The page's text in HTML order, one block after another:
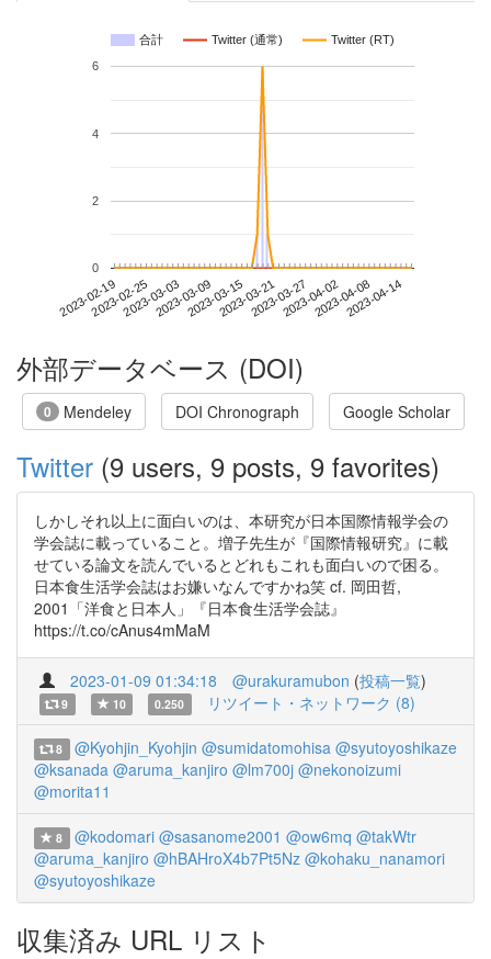
合計 Twitter (通常) Twitter (RT)
2023-02-192023-02-252023-03-032023-03-092023-03-152023-03-212023-03-272023-04-022023-04-082023-04-14
0
2
4
6
外部データベース (DOI)
0 Mendeley DOI Chronograph Google Scholar
Twitter (9 users, 9 posts, 9 favorites)
しかしそれ以上に面白いのは、本研究が日本国際情報学会の
学会誌に載っていること。増子先生が『国際情報研究』に載
せている論文を読んでいるとどれもこれも面白いので困る。
日本食生活学会誌はお嫌いなんですかね笑 cf. 岡田哲,
2001「洋食と日本人」『日本食生活学会誌』
https://t.co/cAnus4mMaM
2023-01-09 01:34:18 @urakuramubon (投稿一覧)
9 10 0.250 リツイート・ネットワーク (8)
8 @Kyohjin_Kyohjin @sumidatomohisa @syutoyoshikaze
@ksanada @aruma_kanjiro @lm700j @nekonoizumi
@morita11
8 @kodomari @sasanome2001 @ow6mq @takWtr
@aruma_kanjiro @hBAHroX4b7Pt5Nz @kohaku_nanamori
@syutoyoshikaze
収集済み URL リスト